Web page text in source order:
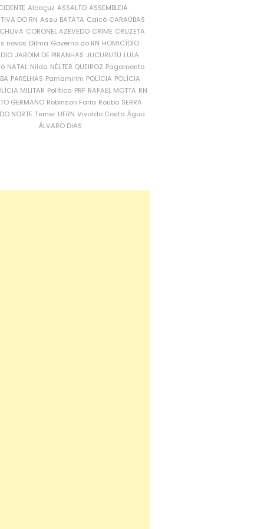
Alcaçuz ASSALTO ASSEMBLEIA
DO RN Assu BATATA Caicó CARAÚBAS
CORONEL AZEVEDO CRIME CRUZETA
novos Dilma Governo do RN HOMICÍDIO
JARDIM DE PIRANHAS JUCURUTU LULA
NATAL Nilda NÉLTER QUEIROZ Pagamento
PARELHAS Parnamirim POLÍCIA POLÍCIA
MILITAR Política PRF RAFAEL MOTTA RN
GERMANO Robinson Faria Roubo SERRA
NORTE Temer UFRN Vivaldo Costa Água
ÁLVARO DIAS